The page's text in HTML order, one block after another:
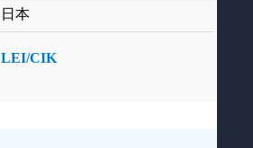
日本
LEI/CIK